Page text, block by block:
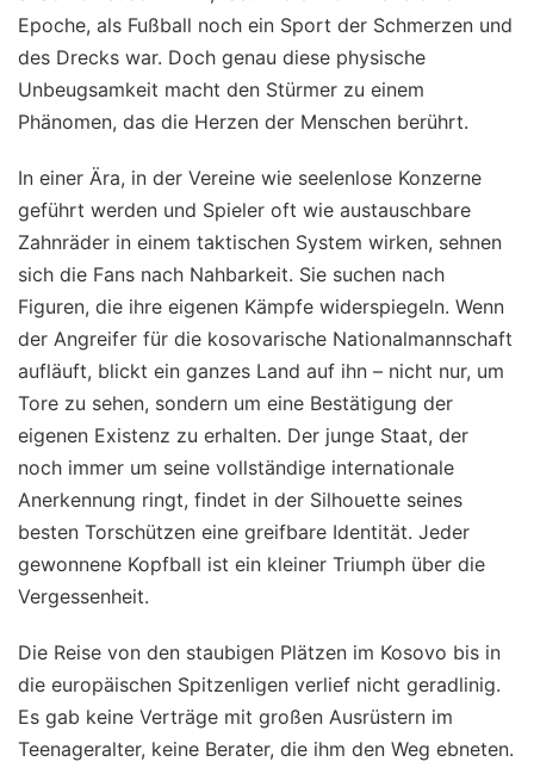
Epoche, als Fußball noch ein Sport der Schmerzen und
des Drecks war. Doch genau diese physische
Unbeugsamkeit macht den Stürmer zu einem
Phänomen, das die Herzen der Menschen berührt.
In einer Ära, in der Vereine wie seelenlose Konzerne
geführt werden und Spieler oft wie austauschbare
Zahnräder in einem taktischen System wirken, sehnen
sich die Fans nach Nahbarkeit. Sie suchen nach
Figuren, die ihre eigenen Kämpfe widerspiegeln. Wenn
der Angreifer für die kosovarische Nationalmannschaft
aufläuft, blickt ein ganzes Land auf ihn – nicht nur, um
Tore zu sehen, sondern um eine Bestätigung der
eigenen Existenz zu erhalten. Der junge Staat, der
noch immer um seine vollständige internationale
Anerkennung ringt, findet in der Silhouette seines
besten Torschützen eine greifbare Identität. Jeder
gewonnene Kopfball ist ein kleiner Triumph über die
Vergessenheit.
Die Reise von den staubigen Plätzen im Kosovo bis in
die europäischen Spitzenligen verlief nicht geradlinig.
Es gab keine Verträge mit großen Ausrüstern im
Teenageralter, keine Berater, die ihm den Weg ebneten.